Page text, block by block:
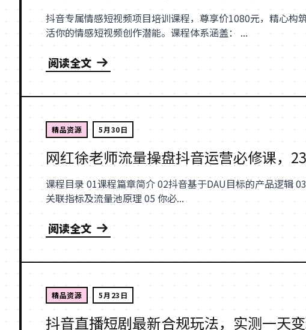
抖音专属情感短视频项目培训课程，尊享价1080元，精心构
活你的情感短视频创作潜能。课程体系涵盖： ...
阅读全文
精品资源 5月30日
网红徐老师流量操盘抖音运营必修课，
课程目录 01课程篇章简介 02抖音基于DAU目标的产品逻辑 03 抖音推荐算法的核心公式 04 推荐机制的核心
关联指标及流量池原理 05 你必...
阅读全文
精品资源 5月23日
抖音直播短剧最新合规玩法，实测一天